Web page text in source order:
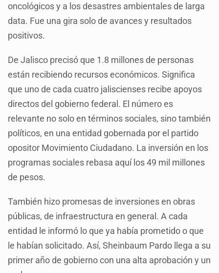
oncológicos y a los desastres ambientales de larga
data. Fue una gira solo de avances y resultados
positivos.
De Jalisco precisó que 1.8 millones de personas
están recibiendo recursos económicos. Significa
que uno de cada cuatro jaliscienses recibe apoyos
directos del gobierno federal. El número es
relevante no solo en términos sociales, sino también
políticos, en una entidad gobernada por el partido
opositor Movimiento Ciudadano. La inversión en los
programas sociales rebasa aquí los 49 mil millones
de pesos.
También hizo promesas de inversiones en obras
públicas, de infraestructura en general. A cada
entidad le informó lo que ya había prometido o que
le habían solicitado. Así, Sheinbaum Pardo llega a su
primer año de gobierno con una alta aprobación y un